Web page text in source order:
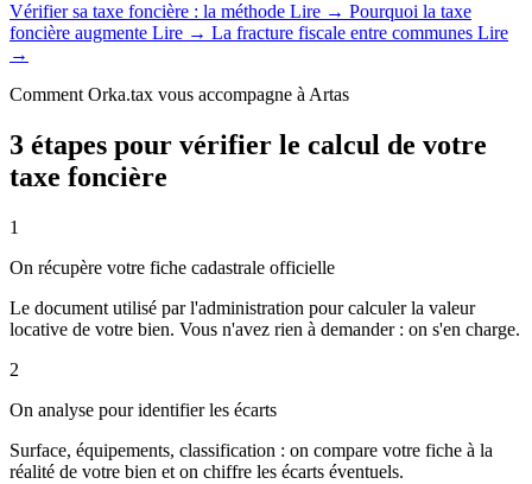
Vérifier sa taxe foncière : la méthode Lire → Pourquoi la taxe
foncière augmente Lire → La fracture fiscale entre communes Lire
→
Comment Orka.tax vous accompagne à Artas
3 étapes pour vérifier le calcul de votre
taxe foncière
1
On récupère votre fiche cadastrale officielle
Le document utilisé par l'administration pour calculer la valeur
locative de votre bien. Vous n'avez rien à demander : on s'en charge.
2
On analyse pour identifier les écarts
Surface, équipements, classification : on compare votre fiche à la
réalité de votre bien et on chiffre les écarts éventuels.